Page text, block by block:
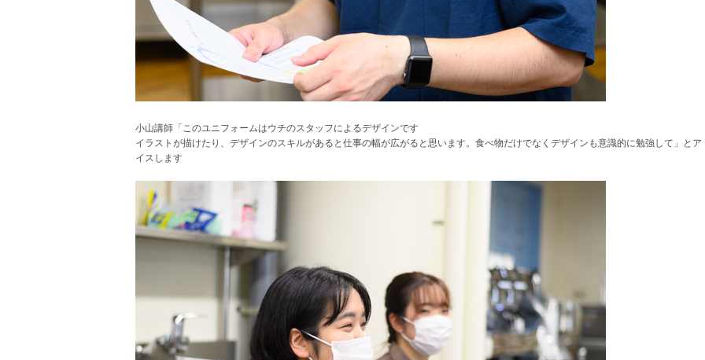
小山講師「このユニフォームはウチのスタッフによるデザインです
イラストが描けたり、デザインのスキルがあると仕事の幅が広がると思います。食べ物だけでなくデザインも意識的に勉強して」とア
イスします